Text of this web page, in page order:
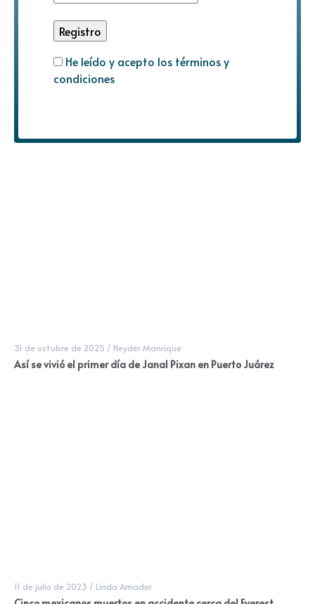
He leído y acepto los términos y
condiciones
31 de octubre de 2025 / Heyder Manrique
Así se vivió el primer día de Janal Pixan en Puerto Juárez
11 de julio de 2023 / Linda Amador